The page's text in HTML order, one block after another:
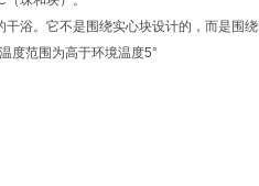
干浴。它不是围绕实心块设计的，而是围
度范围为高于环境温度5°